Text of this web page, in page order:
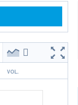
VOL.